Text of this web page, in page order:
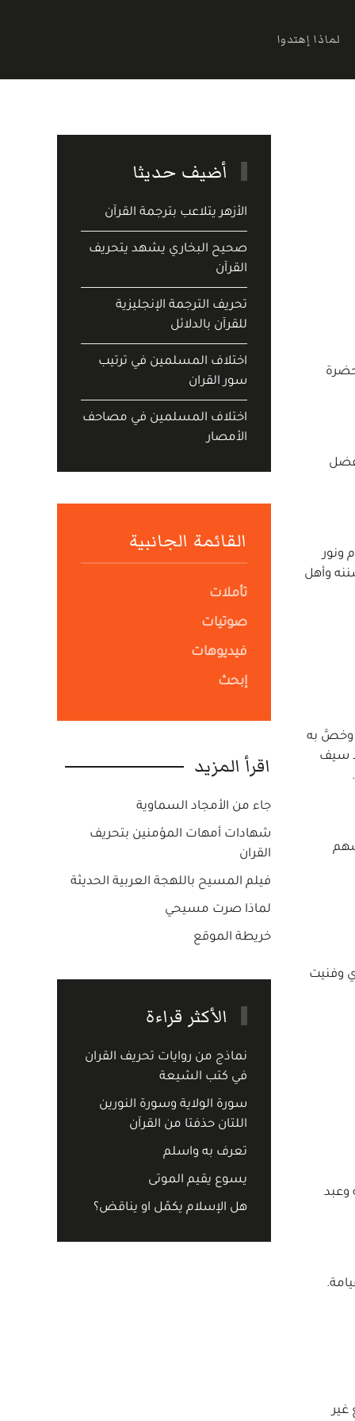
لماذا إهتدوا
ونور
وأهل
وخصَّ به
سيف
وفنيت
وعبد
غير
أضيف حديثا
الأزهر يتلاعب بترجمة القرآن
صحيح البخاري يشهد يتحريف
القرآن
تحريف الترجمة الإنجليزية
للقرآن بالدلائل
اختلاف المسلمين في ترتيب
سور القران
اختلاف المسلمين في مصاحف
الأمصار
القائمة الجانبية
تأملات
صوتيات
فيديوهات
إبحث
اقرأ المزيد
جاء من الأمجاد السماوية
شهادات أمهات المؤمنين بتحريف
القران
فيلم المسيح باللهجة العربية الحديثة
لماذا صرت مسيحي
خريطة الموقع
الأكثر قراءة
نماذج من روايات تحريف القران
في كتب الشيعة
سورة الولاية وسورة النورين
اللتان حذفتا من القرآن
تعرف به واسلم
يسوع يقيم الموتى
هل الإسلام يكمّل او يناقض؟